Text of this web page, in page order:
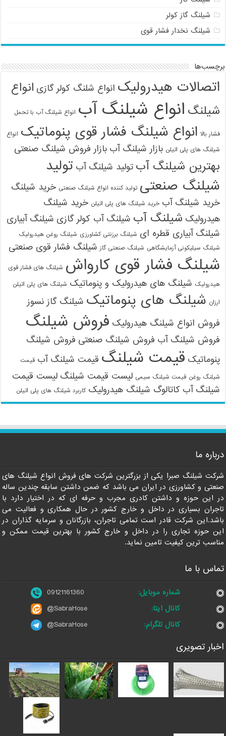
شیلنگ گاز کولر
شیلنگ نخدار فشار قوی
برچسب‌ها
اتصالات هیدرولیک انواع شلنگ کولر گازی انواع
شیلنگ انواع شیلنگ آب انواع شیلنگ آب با تحمل
فشار بالا انواع شیلنگ فشار قوی پنوماتیک انواع
شیلنگ های پلی اتیلن بازار شیلنگ آب بازار فروش شیلنگ صنعتی
بهترین شیلنگ آب تولید شیلنگ آب تولید
شیلنگ صنعتی تولید کننده انواع شیلنگ صنعتی خرید شیلنگ
خرید شیلنگ آب خرید شیلنگ های پلی اتیلن خرید شیلنگ
هیدرولیک شیلنگ آب شیلنگ آب کولر گازی شیلنگ آبیاری
شیلنگ آبیاری قطره ای شیلنگ برزنتی کشاورزی شیلنگ روغن هیدرولیک
شیلنگ سیلیکونی آزمایشگاهی شیلنگ صنعتی گاز شیلنگ فشار قوی صنعتی
شیلنگ فشار قوی کارواش شیلنگ های فشار قوی
هیدرولیک شیلنگ های هیدرولیک و پنوماتیک شیلنگ های پلی اتیلن
ارزان شیلنگ های پنوماتیک شیلنگ گاز نسوز
فروش انواع شیلنگ هیدرولیک فروش شیلنگ
فروش شیلنگ آب فروش شیلنگ صنعتی فروش شیلنگ
پنوماتیک قیمت شیلنگ قیمت شیلنگ آب قیمت
شیلنگ روغن قیمت شیلنگ سیمی لیست قیمت شیلنگ لیست قیمت
شیلنگ آب کاتالوگ شیلنگ هیدرولیک کاربرد شیلنگ های پلی اتیلن
درباره ما
شرکت شیلنگ صبرا یکی از بزرگترین شرکت های فروش انواع شیلنگ های
صنعتی و کشاورزی در ایران می باشد که ضمن داشتن سابقه چندین ساله
در این حوزه و داشتن کادری مجرب و حرفه ای که در اختیار دارد با
تاجران بسیاری در داخل و خارج کشور در حال همکاری و فعالیت می
باشد.این شرکت قادر است تمامی تاجران، بازرگانان و سرمایه گذاران در
این حوزه تجاری را در داخل و خارج کشور با بهترین قیمت ممکن و
مناسب ترین کیفیت تامین نماید.
تماس با ما
شماره موبایل:
09121161360
کانال ایتا:
@SabraHose
کانال تلگرام:
@SabraHose
اخبار تصویری
09121161360